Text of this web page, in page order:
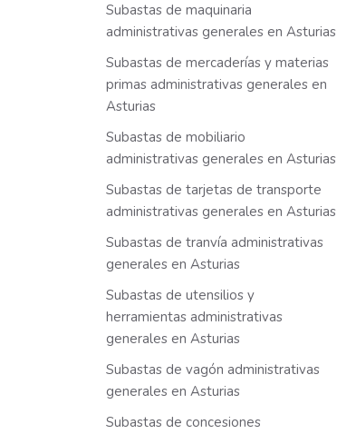
Subastas de maquinaria
administrativas generales en Asturias
Subastas de mercaderías y materias
primas administrativas generales en
Asturias
Subastas de mobiliario
administrativas generales en Asturias
Subastas de tarjetas de transporte
administrativas generales en Asturias
Subastas de tranvía administrativas
generales en Asturias
Subastas de utensilios y
herramientas administrativas
generales en Asturias
Subastas de vagón administrativas
generales en Asturias
Subastas de concesiones